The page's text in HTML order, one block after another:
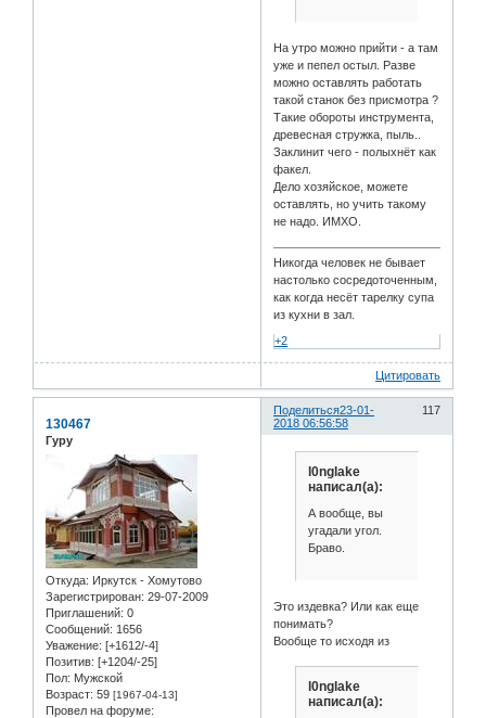
На утро можно прийти - а там
уже и пепел остыл. Разве
можно оставлять работать
такой станок без присмотра ?
Такие обороты инструмента,
древесная стружка, пыль..
Заклинит чего - полыхнёт как
факел.
Дело хозяйское, можете
оставлять, но учить такому
не надо. ИМХО.
Никогда человек не бывает
настолько сосредоточенным,
как когда несёт тарелку супа
из кухни в зал.
+2
Цитировать
Поделиться 117
23-01-
2018 06:56:58
130467
Гуру
Откуда: Иркутск - Хомутово
Зарегистрирован: 29-07-2009
Приглашений: 0
Сообщений: 1656
Уважение: [+1612/-4]
Позитив: [+1204/-25]
Пол: Мужской
Возраст: 59 [1967-04-13]
Провел на форуме:
l0nglake
написал(а):
А вообще, вы
угадали угол.
Браво.
Это издевка? Или как еще
понимать?
Вообще то исходя из
l0nglake
написал(а):